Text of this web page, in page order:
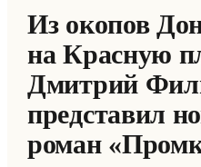
Из окопов
на Красную
Дмитрий
представил
роман